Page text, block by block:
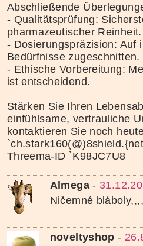
Abschließende
- Qualitätsprüfung:
pharmazeutischer Reinheit.
- Dosierungspräzision: Auf
Bedürfnisse zugeschnitten.
- Ethische Vorbereitung:
ist entscheidend.
Stärken Sie Ihren
einfühlsame, vertrauliche
kontaktieren Sie noch
Threema-ID `K98JC7U8
Almega-
Ničemné bláboly,,,,
noveltyshop -